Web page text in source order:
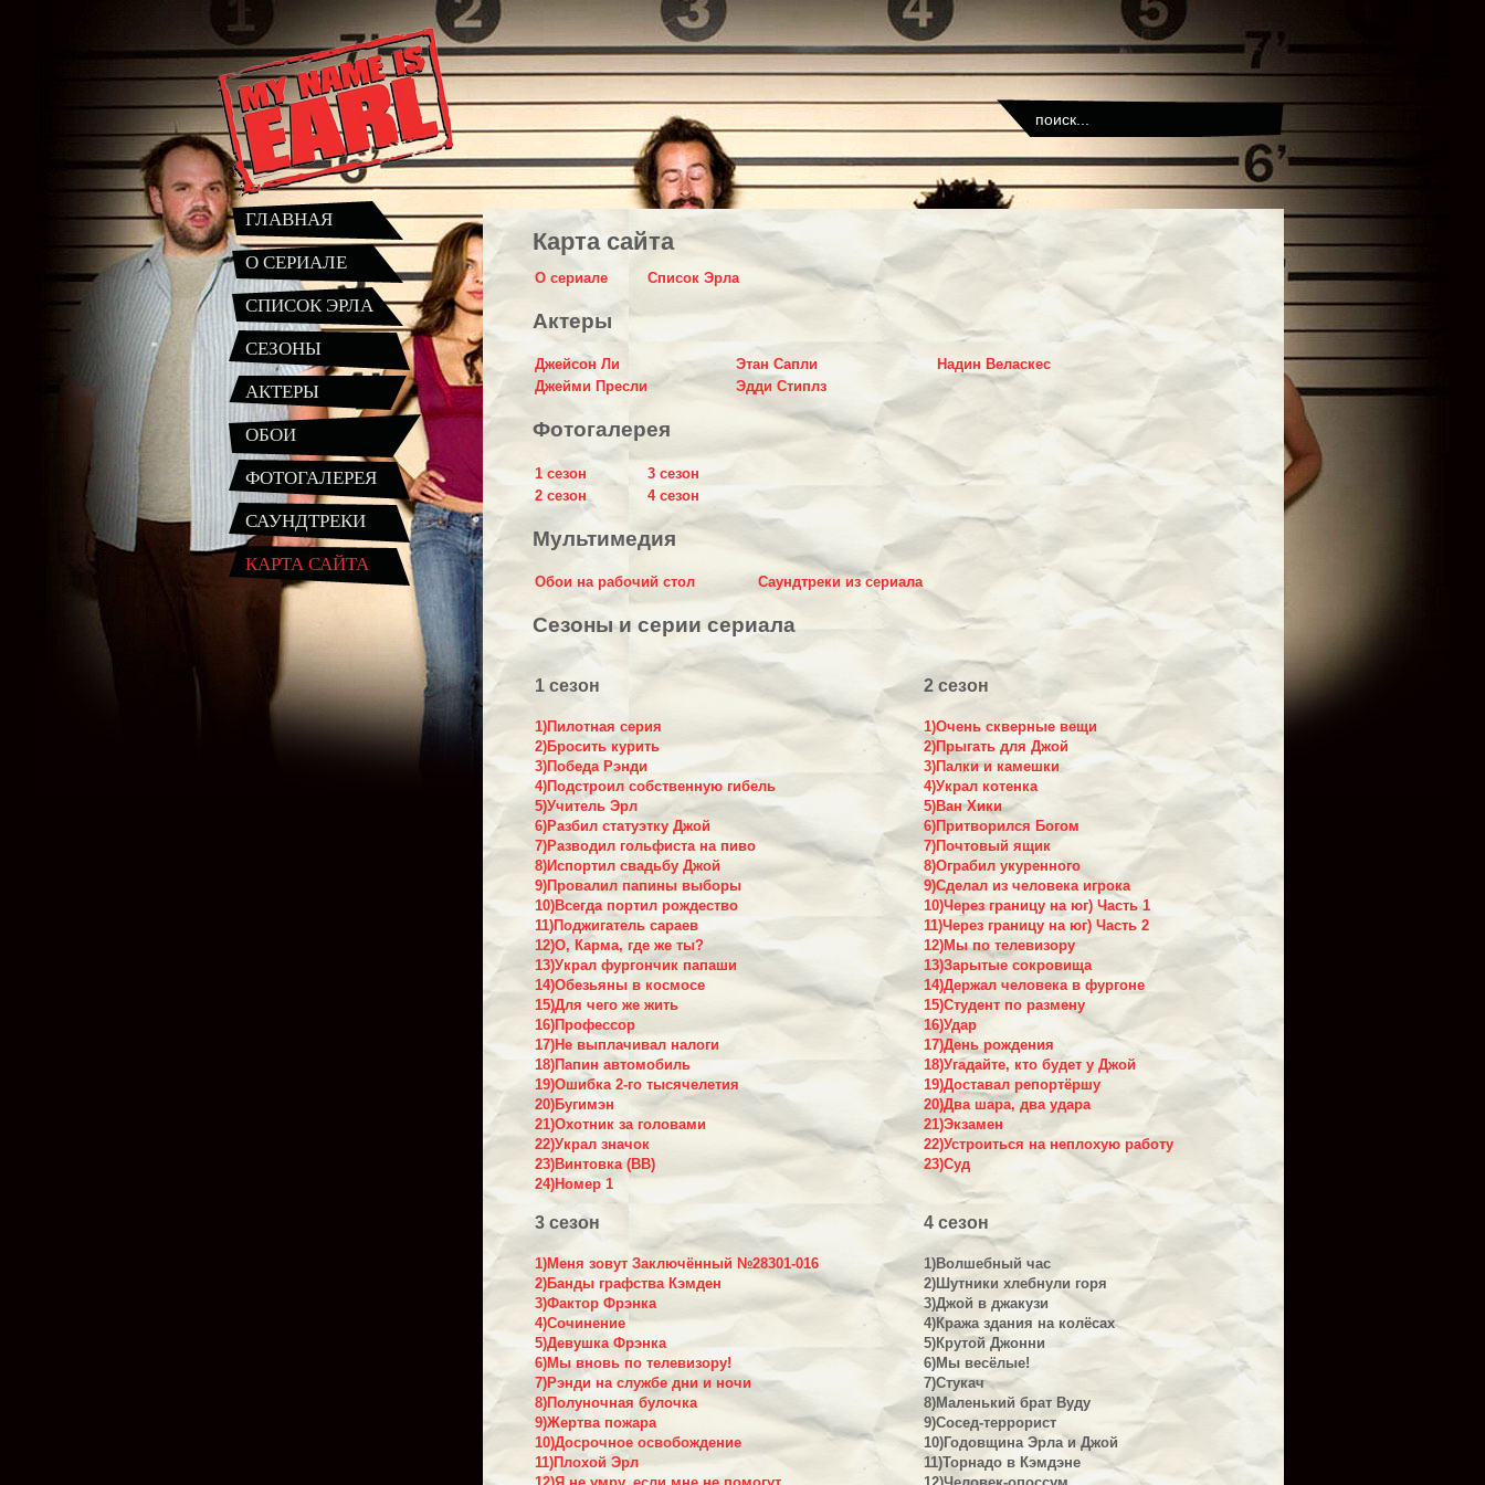
ГЛАВНАЯ
О СЕРИАЛЕ
СПИСОК ЭРЛА
СЕЗОНЫ
АКТЕРЫ
ОБОИ
ФОТОГАЛЕРЕЯ
САУНДТРЕКИ
КАРТА САЙТА
Карта сайта
О сериале Список Эрла
Актеры
Джейсон Ли Этан Сапли
Надин Веласкес
Джейми Пресли
Эдди Стиплз
Фотогалерея
1 сезон
3 сезон
2 сезон
4 сезон
Мультимедия
Обои на рабочий стол Саундтреки из сериала
Сезоны и серии сериала
1 сезон 2 сезон
1)Пилотная серия
2)Бросить курить
3)Победа Рэнди
4)Подстроил собственную гибель
5)Учитель Эрл
6)Разбил статуэтку Джой
7)Разводил гольфиста на пиво
8)Испортил свадьбу Джой
9)Провалил папины выборы
10)Всегда портил рождество
11)Поджигатель сараев
12)О, Карма, где же ты?
13)Украл фургончик папаши
14)Обезьяны в космосе
15)Для чего же жить
16)Профессор
17)Не выплачивал налоги
18)Папин автомобиль
19)Ошибка 2-го тысячелетия
20)Бугимэн
21)Охотник за головами
22)Украл значок
23)Винтовка (BB)
24)Номер 1
1)Очень скверные вещи
2)Прыгать для Джой
3)Палки и камешки
4)Украл котенка
5)Ван Хики
6)Притворился Богом
7)Почтовый ящик
8)Ограбил укуренного
9)Сделал из человека игрока
10)Через границу на юг) Часть 1
11)Через границу на юг) Часть 2
12)Мы по телевизору
13)Зарытые сокровища
14)Держал человека в фургоне
15)Студент по размену
16)Удар
17)День рождения
18)Угадайте, кто будет у Джой
19)Доставал репортёршу
20)Два шара, два удара
21)Экзамен
22)Устроиться на неплохую работу
23)Суд
3 сезон 4 сезон
1)Меня зовут Заключённый №28301-016
2)Банды графства Кэмден
3)Фактор Фрэнка
4)Сочинение
5)Девушка Фрэнка
6)Мы вновь по телевизору!
7)Рэнди на службе дни и ночи
8)Полуночная булочка
9)Жертва пожара
10)Досрочное освобождение
11)Плохой Эрл
1)Волшебный час
2)Шутники хлебнули горя
3)Джой в джакузи
4)Кража здания на колёсах
5)Крутой Джонни
6)Мы весёлые!
7)Стукач
8)Маленький брат Вуду
9)Сосед-террорист
10)Годовщина Эрла и Джой
11)Торнадо в Кэмдэне